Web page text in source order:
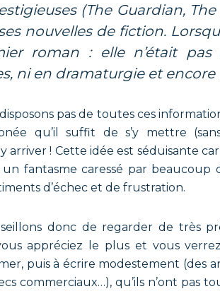
(The Guardian,
nouvelles de fiction.
roman : elle n’était
ni en dramaturgie et
pas de toutes ces
qu’il suffit de s’y mettre
arriver ! Cette idée est séduisante
un fantasme caressé par beaucoup
d’échec et de frustration.
donc de regarder de très
appréciez le plus et vous
puis à écrire modestement (des
commerciaux…), qu’ils n’ont pas